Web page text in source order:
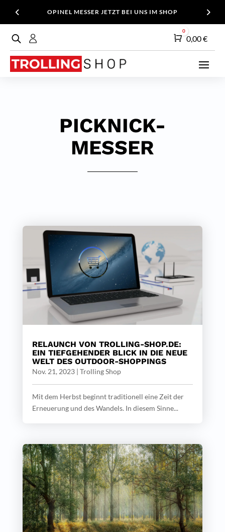
OPINEL MESSER JETZT BEI UNS IM SHOP
Warenkorb
0
0,00€
PICKNICK-
MESSER
RELAUNCH VON TROLLING-SHOP.DE:
EIN TIEFGEHENDER BLICK IN DIE NEUE
WELT DES OUTDOOR-SHOPPINGS
Nov. 21, 2023| Trolling Shop
Mit dem Herbst beginnt traditionell eine Zeit der
Erneuerung und des Wandels. In diesem Sinne...